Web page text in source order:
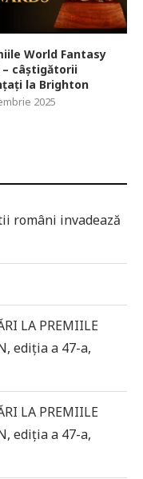
World Fantasy
– câștigătorii
la Brighton
2025
români invadează
LA PREMIILE
ediția a 47-a,
LA PREMIILE
ediția a 47-a,